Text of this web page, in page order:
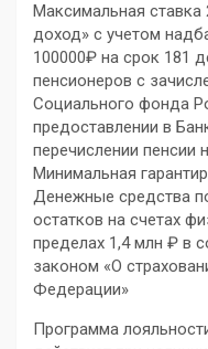
Максимальная
доход» с учетом
100000₽ на срок 181
пенсионеров с
Социального фонда
предоставлении в
перечислении пенсии
Минимальная
Денежные средства
остатков на счетах
пределах 1,4 млн ₽ в
законом «О
Федерации»
Программа